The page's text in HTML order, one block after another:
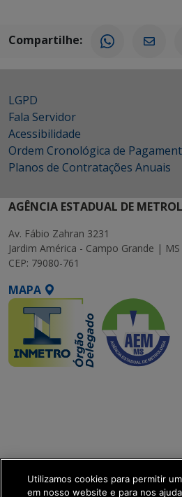
Compartilhe:
LGPD
Fala Servidor
Acessibilidade
Ordem Cronológica de
Planos de Contratações Anuais
AGÊNCIA ESTADUAL DE
Av. Fábio Zahran 3231
Jardim América - Campo Grande | MS
CEP: 79080-761
MAPA
Utilizamos cookies para permitir
em nosso website e para nos